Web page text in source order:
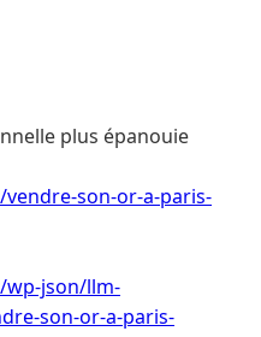
plus épanouie
son-or-a-paris-
json/llm-
son-or-a-paris-